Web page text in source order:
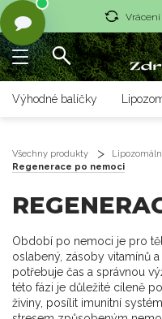
Vrácení
Výhodné balíčky
Všechny produkty
Regenerace po nemoci
Období po nemoci je pro
oslabený, zásoby vitamínů
potřebuje čas a správnou
této fázi je důležité cíleně
živiny, posílit imunitní